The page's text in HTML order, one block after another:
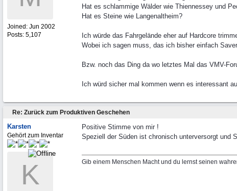
Joined: Jun 2002
Posts: 5,107
Hat es schlammige Wälder wie Thiennessey und
Hat es Steine wie Langenaltheim?
Ich würde das Fahrgelände eher auf Hardcore
Wobei ich sagen muss, das ich bisher einfach
Bzw. noch das Ding da wo letztes Mal das VMV-
Ich würd sicher mal kommen wenn es interessant
Re: Zurück zum Produktiven Geschehen
Karsten
Gehört zum Inventar
K
Positive Stimme von mir !
Speziell der Süden ist chronisch unterversorgt und
Gib einem Menschen Macht und du lernst seinen